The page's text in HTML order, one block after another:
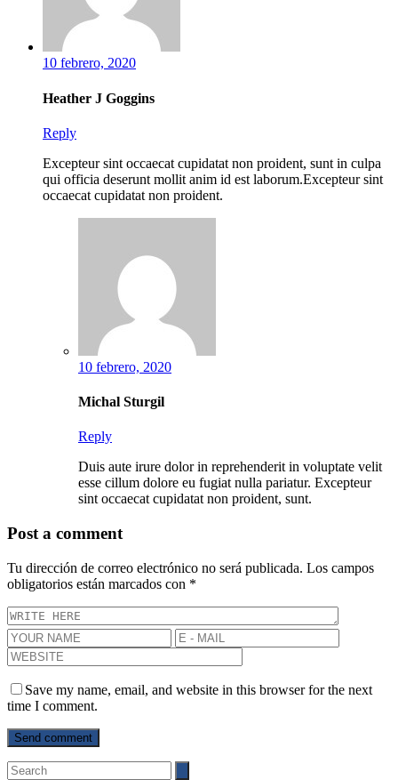
10 febrero, 2020
Heather J Goggins
Reply
Excepteur sint occaecat cupidatat non proident, sunt in culpa
qui officia deserunt mollit anim id est laborum.Excepteur sint
occaecat cupidatat non proident.
10 febrero, 2020
Michal Sturgil
Reply
Duis aute irure dolor in reprehenderit in voluptate velit
esse cillum dolore eu fugiat nulla pariatur. Excepteur
sint occaecat cupidatat non proident, sunt.
Post a comment
Tu dirección de correo electrónico no será publicada. Los campos
obligatorios están marcados con *
Save my name, email, and website in this browser for the next
time I comment.